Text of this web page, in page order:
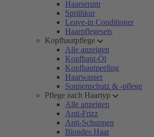
Haarserum
Sprühkur
Leave-in Conditioner
Haarpflegesets
Kopfhautpflege
Alle anzeigen
Kopfhaut-Öl
Kopfhautpeeling
Haarwasser
Sonnenschutz & -pflege
Pflege nach Haartyp
Alle anzeigen
Anti-Frizz
Anti-Schuppen
Blondes Haar